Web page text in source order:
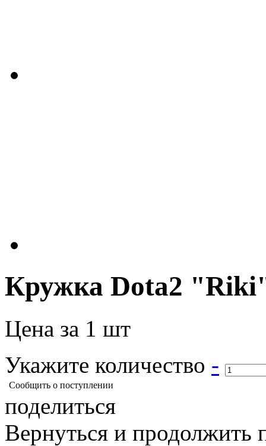
Кружка Dota2
Цена за 1 шт
Укажите количество -
Сообщить о поступлении
поделиться
Вернуться и продолжить